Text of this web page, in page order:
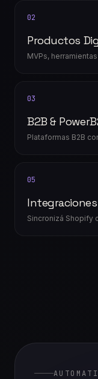
02
Productos
MVPs,
03
B2B &
Plataformas B2B
05
Integraciones
Sincronizá Shopify